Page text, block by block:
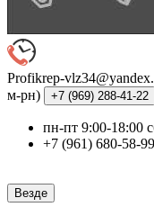
Profikrep-
м-рн)
+7 (969) 288-41-22
пн-пт 9:00-18:00
+7 (961) 680-58-99
Везде